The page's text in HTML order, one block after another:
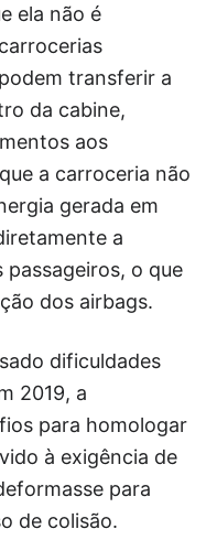
ela não é
transferir a
da cabine,
aos
a carroceria não
gerada em
a
o que
dos airbags.
dificuldades
2019, a
para homologar
à exigência de
para
de colisão.